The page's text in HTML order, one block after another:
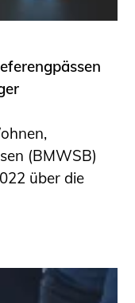
(BMWSB)
über die